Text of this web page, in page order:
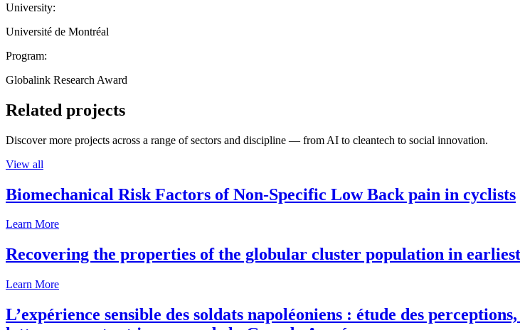
University:
Université de Montréal
Program:
Globalink Research Award
Related projects
Discover more projects across a range of sectors and discipline — from AI to cleantech to social innovation.
View all
Biomechanical Risk Factors of Non-Specific Low Back pain in cyclists
Learn More
Recovering the properties of the globular cluster population in
Learn More
L’expérience sensible des soldats napoléoniens : étude des